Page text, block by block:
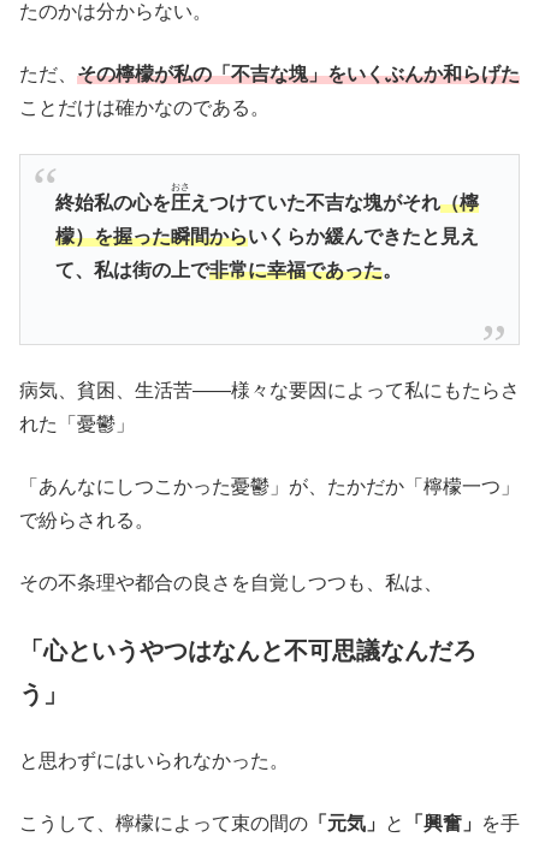
たのかは分からない。
ただ、 その檸檬が私の「不吉な塊」をいくぶんか和らげた
ことだけは確かなのである。
終始私の心を圧
おさ
えつけていた不吉な塊がそれ（檸
檬）を握った瞬間からいくらか緩んできたと見え
て、私は街の上で非常に幸福であった。
病気、貧困、生活苦――様々な要因によって私にもたらさ
れた「憂鬱」
「あんなにしつこかった憂鬱」が、たかだか「檸檬一つ」
で紛らされる。
その不条理や都合の良さを自覚しつつも、私は、
「心というやつはなんと不可思議なんだろ
う」
と思わずにはいられなかった。
こうして、檸檬によって束の間の 「元気」 と 「興奮」
を手